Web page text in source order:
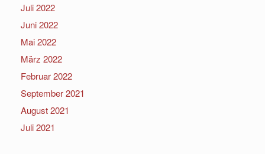
Juli 2022
Juni 2022
Mai 2022
März 2022
Februar 2022
September 2021
August 2021
Juli 2021